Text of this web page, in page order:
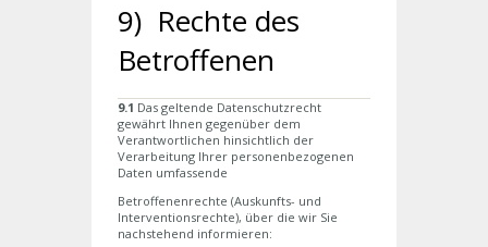
9) Rechte des
Betroffenen
9.1 Das geltende Datenschutzrecht
gewährt Ihnen gegenüber dem
Verantwortlichen hinsichtlich der
Verarbeitung Ihrer personenbezogenen
Daten umfassende
Betroffenenrechte (Auskunfts- und
Interventionsrechte), über die wir Sie
nachstehend informieren: